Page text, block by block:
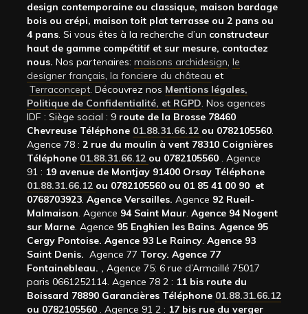
design contemporaine ou classique, maison bardage
bois ou crépi, maison toit plat terrasse ou 2 pans ou
4 pans. Si vous êtes à la recherche d’un constructeur
haut de gamme compétitif et sur mesure, contactez
nous. Nos partenaires: maisons archidesign, le
designer français, la fonciere du château et
Terraconcept. Découvrez nos Mentions légales,
Politique de Confidentialité, et RGPD. Nos agences
IDF : Siège social : 9 route de la Brosse 78460
Chevreuse Téléphone 01.88.31.66.12 ou 0782105560.
Agence 78 : 2 rue du moulin à vent 78310 Coignières
Téléphone 01.88.31.66.12 ou 0782105560 . Agence
91 : 19 avenue de Montjay 91400 Orsay Téléphone
01.88.31.66.12 ou 0782105560 ou 01 85 41 00 90 et
0768703923. Agence Versailles. Agence 92 Rueil-
Malmaison. Agence 94 Saint Maur. Agence 94 Nogent
sur Marne. Agence 95 Enghien les Bains. Agence 95
Cergy Pontoise. Agence 93 Le Raincy. Agence 93
Saint Denis. Agence 77 Torcy. Agence 77
Fontainebleau. , Agence 75: 6 rue d’Armaillé 75017
paris 0661252114. Agence 78 2 : 11 bis route du
Boissard 78890 Garancières Téléphone 01.88.31.66.12
ou 0782105560 . Agence 91 2 : 17 bis rue du verger